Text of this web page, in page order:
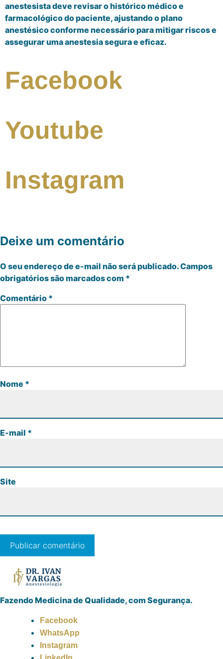
anestesista deve revisar o histórico médico e
farmacológico do paciente, ajustando o plano
anestésico conforme necessário para mitigar riscos e
assegurar uma anestesia segura e eficaz.
Facebook
Youtube
Instagram
Deixe um comentário
O seu endereço de e-mail não será publicado.Campos
obrigatórios são marcados com *
Comentário *
Nome *
E-mail *
Site
Fazendo Medicina de Qualidade, com Segurança.
Facebook
WhatsApp
Instagram